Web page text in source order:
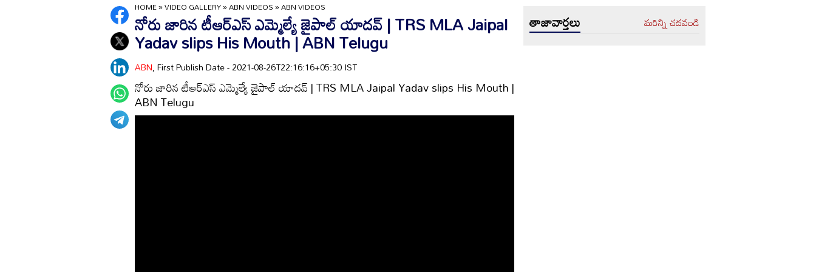
HOME»VIDEO GALLERY»ABN VIDEOS»ABN VIDEOS
నోరు జారిన టీఆర్ఎస్ ఎమ్మెల్యే జైపాల్ యాదవ్ | TRS MLA Jaipal
Yadav slips His Mouth | ABN Telugu
ABN, First Publish Date - 2021-08-26T22:16:16+05:30 IST
నోరు జారిన టీఆర్ఎస్ ఎమ్మెల్యే జైపాల్ యాదవ్ | TRS MLA Jaipal Yadav slips His Mouth |
ABN Telugu
తాజావార్తలు మరిన్ని చదవండి